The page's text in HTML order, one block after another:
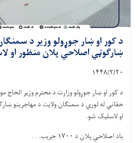
د کور او ښار جوړولو وزیر د
ښارګوټي اصلاحي پلان منظور او
۱۴۴۸/۲/۲۰
د کور او ښار جوړولو وزارت د محترم وزیر الحاج
حقاني له لوري د سمنګان ولایت د مهاجرینو
او لاسلیک شو.
یاد اصلاحي پلان د ۱۷۰۰ جریب. . .